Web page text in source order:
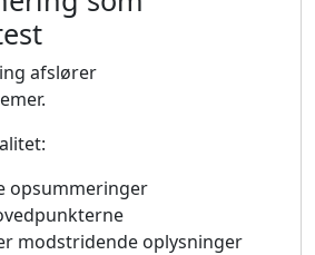
afslører
opsummeringer
modstridende oplysninger